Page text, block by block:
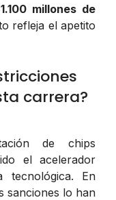
millones de
refleja el apetito
carrera?
de chips
el acelerador
tecnológica. En
sanciones lo han